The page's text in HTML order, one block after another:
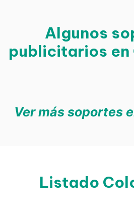
Algunos
publicitarios en
Ver más soportes
Listado